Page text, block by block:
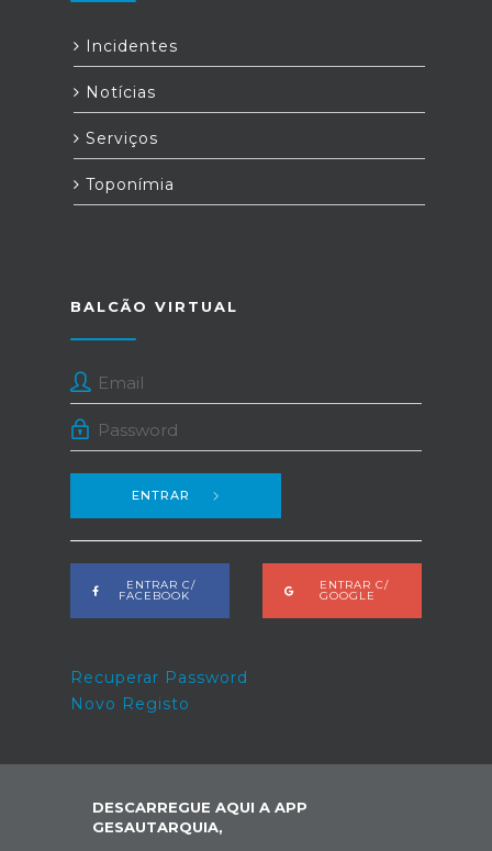
Incidentes
Notícias
Serviços
Toponímia
BALCÃO VIRTUAL
ENTRAR
ENTRAR C/
FACEBOOK
ENTRAR C/
GOOGLE
Recuperar Password
Novo Registo
DESCARREGUE AQUI A APP
GESAUTARQUIA,